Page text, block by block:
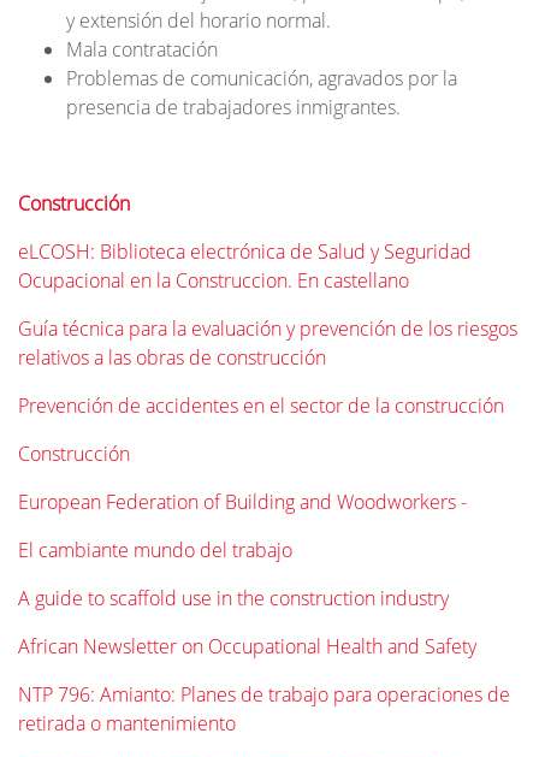
y extensión del horario normal.
Mala contratación
Problemas de comunicación, agravados por la
presencia de trabajadores inmigrantes.
Construcción
eLCOSH: Biblioteca electrónica de Salud y Seguridad
Ocupacional en la Construccion. En castellano
Guía técnica para la evaluación y prevención de los riesgos
relativos a las obras de construcción
Prevención de accidentes en el sector de la construcción
Construcción
European Federation of Building and Woodworkers -
El cambiante mundo del trabajo
A guide to scaffold use in the construction industry
African Newsletter on Occupational Health and Safety
NTP 796: Amianto: Planes de trabajo para operaciones de
retirada o mantenimiento